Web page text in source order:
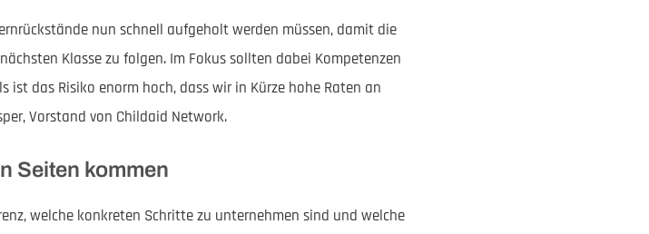
nun schnell aufgeholt werden müssen, damit die
Klasse zu folgen. Im Fokus sollten dabei Kompetenzen
ist das Risiko enorm hoch, dass wir in Kürze hohe Raten an
Vorstand von Childaid Network.
Seiten kommen
welche konkreten Schritte zu unternehmen sind und welche